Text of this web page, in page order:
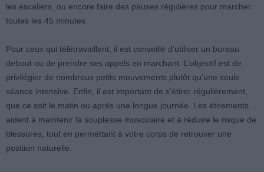
les escaliers, ou encore faire des pauses régulières pour marcher
toutes les 45 minutes.
Pour ceux qui télétravaillent, il est conseillé d’utiliser un bureau
debout ou de prendre ses appels en marchant. L’objectif est de
privilégier de nombreux petits mouvements plutôt qu’une seule
séance intensive. Enfin, il est important de s’étirer régulièrement,
que ce soit le matin ou après une longue journée. Les étirements
aident à maintenir la souplesse musculaire et à réduire le risque de
blessures, tout en permettant à votre corps de retrouver une
position naturelle.